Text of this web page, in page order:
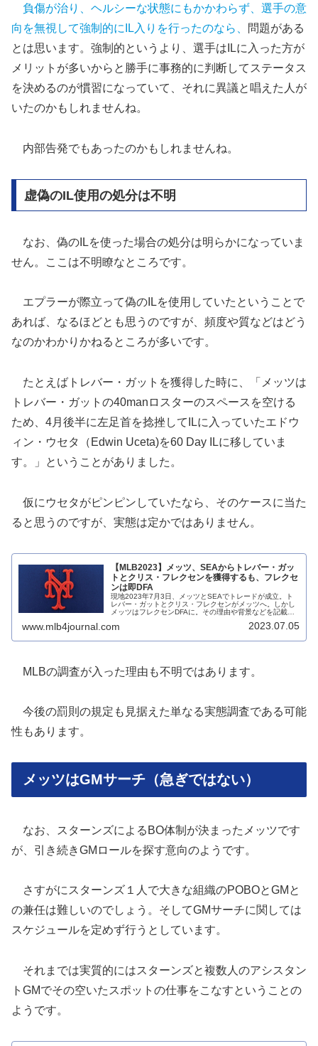
負傷が治り、ヘルシーな状態にもかかわらず、選手の意
向を無視して強制的にIL入りを行ったのなら、
問題がある
とは思います。強制的というより、選手はILに入った方が
メリットが多いからと勝手に事務的に判断してステータス
を決めるのが慣習になっていて、それに異議と唱えた人が
いたのかもしれませんね。
内部告発でもあったのかもしれませんね。
虚偽のIL使用の処分は不明
なお、偽のILを使った場合の処分は明らかになっていま
せん。ここは不明瞭なところです。
エプラーが際立って偽のILを使用していたということで
あれば、なるほどとも思うのですが、頻度や質などはどう
なのかわかりかねるところが多いです。
たとえばトレバー・ガットを獲得した時に、「メッツは
トレバー・ガットの40manロスターのスペースを空ける
ため、4月後半に左足首を捻挫してILに入っていたエドウ
ィン・ウセタ（Edwin Uceta)を60 Day ILに移していま
す。」ということがありました。
仮にウセタがピンピンしていたなら、そのケースに当た
ると思うのですが、実態は定かではありません。
【MLB2023】メッツ、SEAからトレバー・ガッ
トとクリス・フレクセンを獲得するも、フレクセ
ンは即DFA
現地2023年7月3日、メッツとSEAでトレードが成立。ト
レバー・ガットとクリス・フレクセンがメッツへ。しかし
メッツはフレクセンDFAに。その理由や背景などを記載し
www.mlb4journal.com 2023.07.05
MLBの調査が入った理由も不明ではあります。
今後の罰則の規定も見据えた単なる実態調査である可能
性もあります。
メッツはGMサーチ（急ぎではない）
なお、スターンズによるBO体制が決まったメッツです
が、引き続きGMロールを探す意向のようです。
さすがにスターンズ１人で大きな組織のPOBOとGMと
の兼任は難しいのでしょう。そしてGMサーチに関しては
スケジュールを定めず行うとしています。
それまでは実質的にはスターンズと複数人のアシスタン
トGMでその空いたスポットの仕事をこなすということの
ようです。